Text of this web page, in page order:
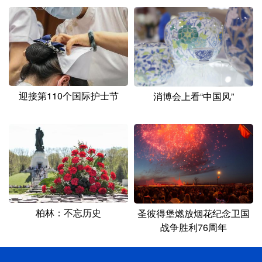
迎接第110个国际护士节 消博会上看“中国风”
柏林：不忘历史
圣彼得堡燃放烟花纪念卫国
战争胜利76周年